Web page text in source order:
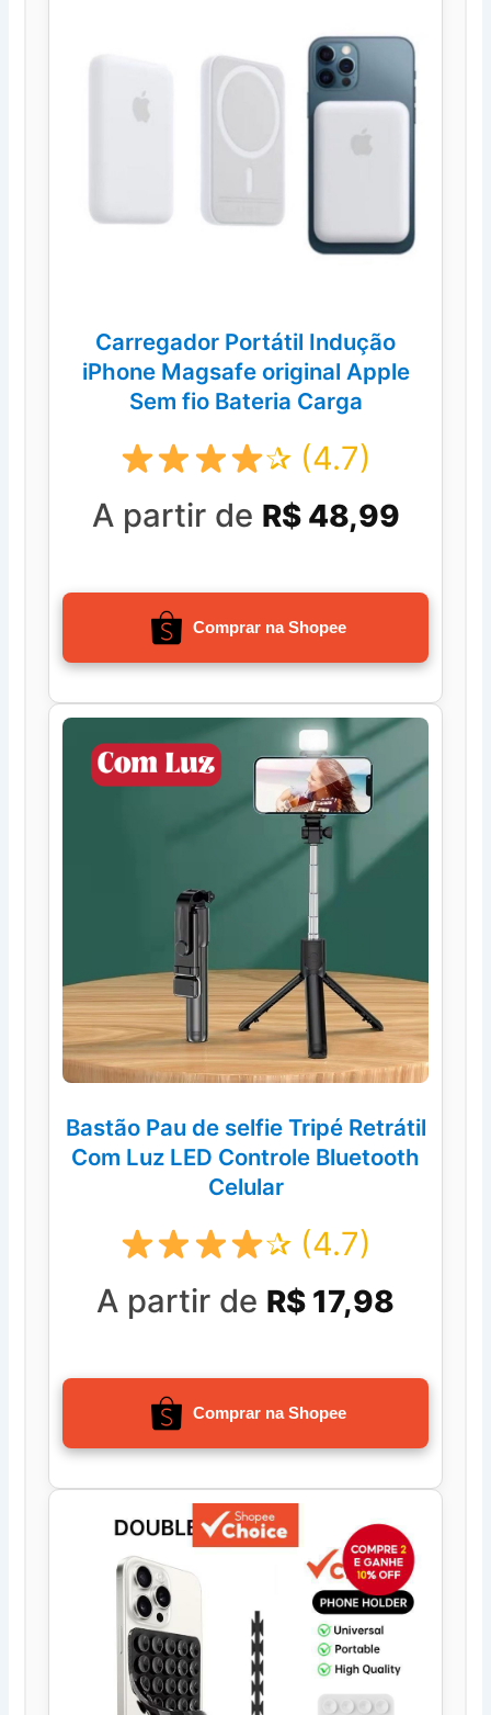
Carregador Portátil Indução
iPhone Magsafe original Apple
Sem fio Bateria Carga
✰ (4.7)
A partir de R$ 48,99
Comprar na Shopee
Bastão Pau de selfie Tripé Retrátil
Com Luz LED Controle Bluetooth
Celular
✰ (4.7)
A partir de R$ 17,98
Comprar na Shopee